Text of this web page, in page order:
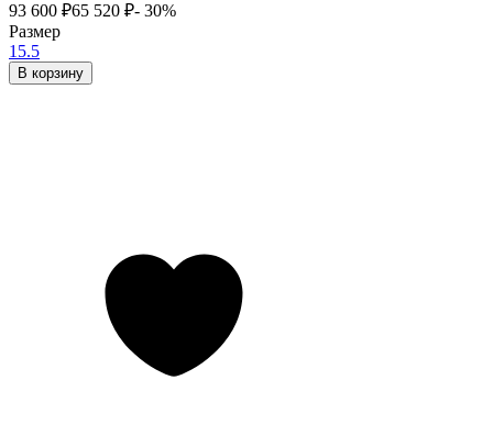
93 600 ₽65 520 ₽- 30%
Размер
15.5
В корзину